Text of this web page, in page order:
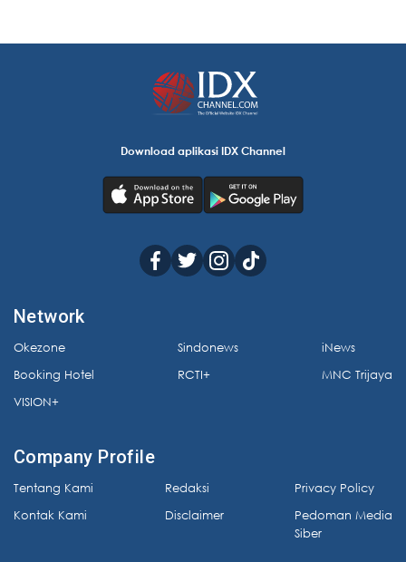
Download aplikasi IDX Channel
Network
Okezone
Booking Hotel
VISION+
Sindonews
RCTI+
iNews
MNC Trijaya
Company Profile
Tentang Kami
Kontak Kami
Redaksi
Disclaimer
Privacy Policy
Pedoman Media
Siber